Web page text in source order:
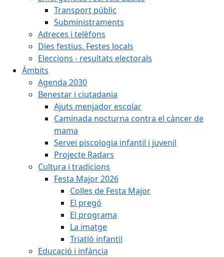
Transport públic
Subministraments
Adreces i telèfons
Dies festius. Festes locals
Eleccions - resultats electorals
Àmbits
Agenda 2030
Benestar i ciutadania
Ajuts menjador escolar
Caminada nocturna contra el càncer de
mama
Servei piscologia infantil i juvenil
Projecte Radars
Cultura i tradicions
Festa Major 2026
Colles de Festa Major
El pregó
El programa
La imatge
Triatló infantil
Educació i infància